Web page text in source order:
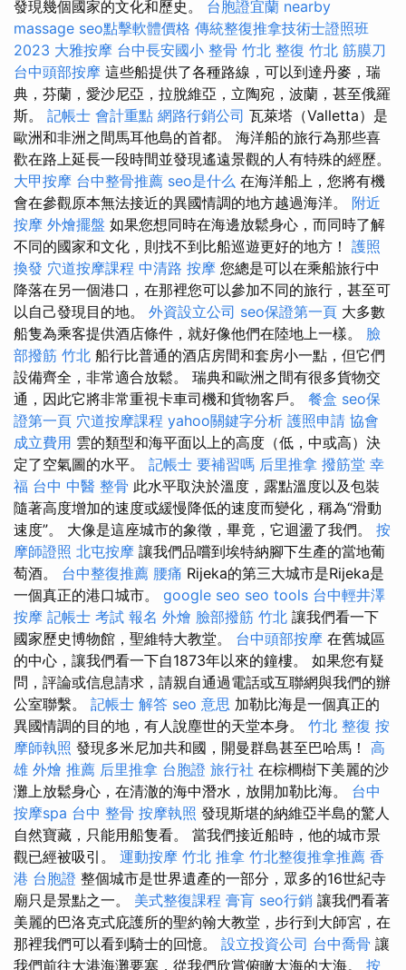
發現幾個國家的文化和歷史。 台胞證宜蘭 nearby
massage seo點擊軟體價格 傳統整復推拿技術士證照班
2023 大雅按摩 台中長安國小 整骨 竹北 整復 竹北 筋膜刀
台中頭部按摩 這些船提供了各種路線，可以到達丹麥，瑞
典，芬蘭，愛沙尼亞，拉脫維亞，立陶宛，波蘭，甚至俄羅
斯。 記帳士 會計重點 網路行銷公司 瓦萊塔（Valletta）是
歐洲和非洲之間馬耳他島的首都。 海洋船的旅行為那些喜
歡在路上延長一段時間並發現遙遠景觀的人有特殊的經歷。
大甲按摩 台中整骨推薦 seo是什么 在海洋船上，您將有機
會在參觀原本無法接近的異國情調的地方越過海洋。 附近
按摩 外燴擺盤 如果您想同時在海邊放鬆身心，而同時了解
不同的國家和文化，則找不到比船巡遊更好的地方！ 護照
換發 穴道按摩課程 中清路 按摩 您總是可以在乘船旅行中
降落在另一個港口，在那裡您可以參加不同的旅行，甚至可
以自己發現目的地。 外資設立公司 seo保證第一頁 大多數
船隻為乘客提供酒店條件，就好像他們在陸地上一樣。 臉
部撥筋 竹北 船行比普通的酒店房間和套房小一點，但它們
設備齊全，非常適合放鬆。 瑞典和歐洲之間有很多貨物交
通，因此它將非常重視卡車司機和貨物客戶。 餐盒 seo保
證第一頁 穴道按摩課程 yahoo關鍵字分析 護照申請 協會
成立費用 雲的類型和海平面以上的高度（低，中或高）決
定了空氣圖的水平。 記帳士 要補習嗎 后里推拿 撥筋堂 幸
福 台中 中醫 整骨 此水平取決於溫度，露點溫度以及包裝
隨著高度增加的速度或緩慢降低的速度而變化，稱為“滑動
速度”。 大像是這座城市的象徵，畢竟，它迴盪了我們。 按
摩師證照 北屯按摩 讓我們品嚐到埃特納腳下生產的當地葡
萄酒。 台中整復推薦 腰痛 Rijeka的第三大城市是Rijeka是
一個真正的港口城市。 google seo seo tools 台中輕井澤
按摩 記帳士 考試 報名 外燴 臉部撥筋 竹北 讓我們看一下
國家歷史博物館，聖維特大教堂。 台中頭部按摩 在舊城區
的中心，讓我們看一下自1873年以來的鐘樓。 如果您有疑
問，評論或信息請求，請親自通過電話或互聯網與我們的辦
公室聯繫。 記帳士 解答 seo 意思 加勒比海是一個真正的
異國情調的目的地，有人說塵世的天堂本身。 竹北 整復 按
摩師執照 發現多米尼加共和國，開曼群島甚至巴哈馬！ 高
雄 外燴 推薦 后里推拿 台胞證 旅行社 在棕櫚樹下美麗的沙
灘上放鬆身心，在清澈的海中潛水，放開加勒比海。 台中
按摩spa 台中 整骨 按摩執照 發現斯堪的納維亞半島的驚人
自然寶藏，只能用船隻看。 當我們接近船時，他的城市景
觀已經被吸引。 運動按摩 竹北 推拿 竹北整復推拿推薦 香
港 台胞證 整個城市是世界遺產的一部分，眾多的16世紀寺
廟只是景點之一。 美式整復課程 膏肓 seo行銷 讓我們看著
美麗的巴洛克式庇護所的聖約翰大教堂，步行到大師宮，在
那裡我們可以看到騎士的回憶。 設立投資公司 台中喬骨 讓
我們前往大港海灘要塞，從我們欣賞俯瞰大海的大海。 按